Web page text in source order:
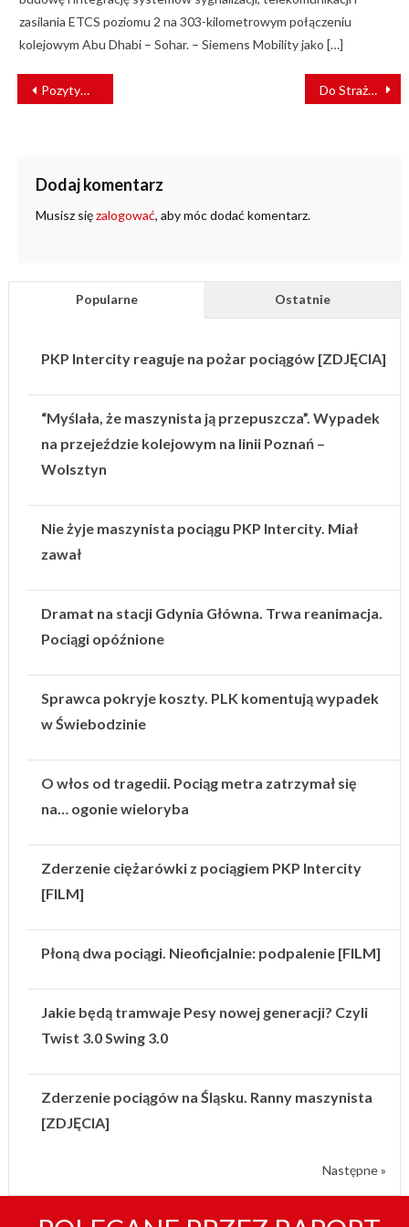
zasilania ETCS poziomu 2 na 303-kilometrowym połączeniu
kolejowym Abu Dhabi – Sohar. – Siemens Mobility jako […]
NAWIGACJA
WPISU
Pozytywna decyzja środowiskowa dla CPK. Co dalej? Do Straży Ochrony Kolei trafi 578 sztuk broni
Dodaj komentarz
Musisz sięzalogować, aby móc dodać komentarz.
Popularne Ostatnie
PKP Intercity reaguje na pożar pociągów [ZDJĘCIA]
“Myślała, że maszynista ją przepuszcza”. Wypadek
na przejeździe kolejowym na linii Poznań –
Wolsztyn
Nie żyje maszynista pociągu PKP Intercity. Miał
zawał
Dramat na stacji Gdynia Główna. Trwa reanimacja.
Pociągi opóźnione
Sprawca pokryje koszty. PLK komentują wypadek
w Świebodzinie
O włos od tragedii. Pociąg metra zatrzymał się
na… ogonie wieloryba
Zderzenie ciężarówki z pociągiem PKP Intercity
[FILM]
Płoną dwa pociągi. Nieoficjalnie: podpalenie [FILM]
Jakie będą tramwaje Pesy nowej generacji? Czyli
Twist 3.0 Swing 3.0
Zderzenie pociągów na Śląsku. Ranny maszynista
[ZDJĘCIA]
Następne »